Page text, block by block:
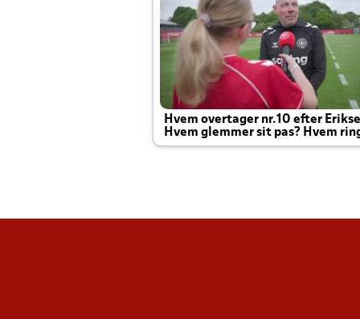
Hvem overtager nr.10 efter
Hvem glemmer sit pas? Hvem
Joachim altid til efter kampe?